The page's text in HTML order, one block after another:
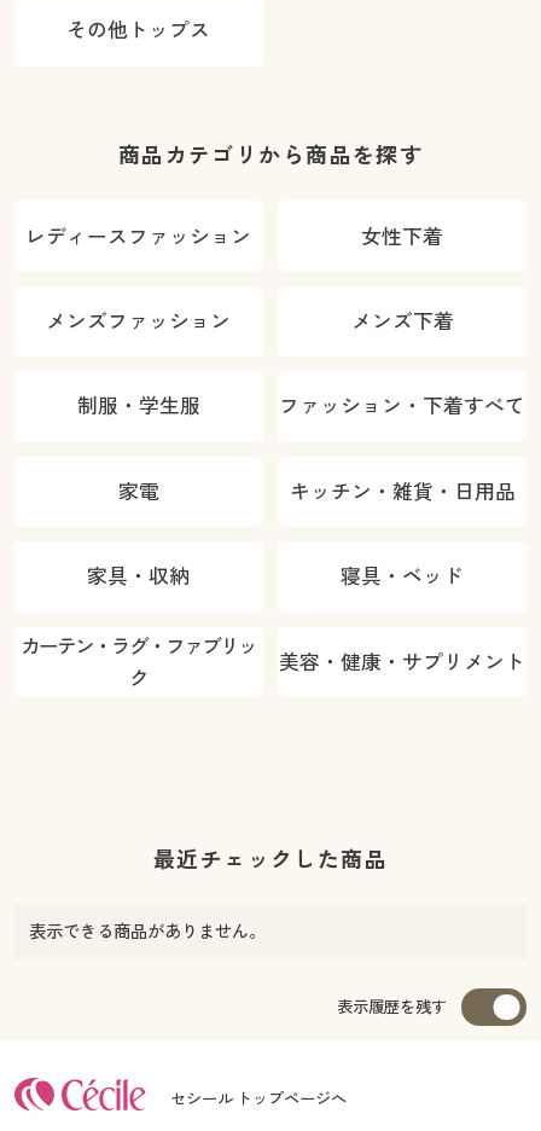
その他トップス
商品カテゴリから商品を探す
レディースファッション 女性下着
メンズファッション メンズ下着
制服・学生服 ファッション・下着すべて
家電 キッチン・雑貨・日用品
家具・収納 寝具・ベッド
カーテン・ラグ・ファブリッ
ク
美容・健康・サプリメント
最近チェックした商品
表示できる商品がありません。
表示履歴を残す
セシール トップページへ